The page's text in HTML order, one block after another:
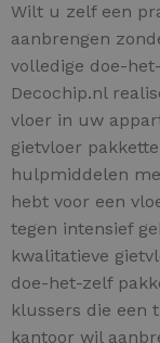
Wilt u zelf een
aanbrengen
volledige doe-
Decochip.nl
vloer in uw
gietvloer
hulpmiddelen
hebt voor een
tegen intensief
kwalitatieve
doe-het-zelf
klussers die een
kantoor wil